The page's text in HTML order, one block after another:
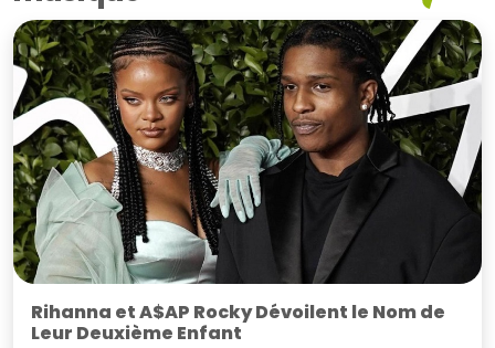
Rihanna et A$AP Rocky Dévoilent le Nom de
Leur Deuxième Enfant